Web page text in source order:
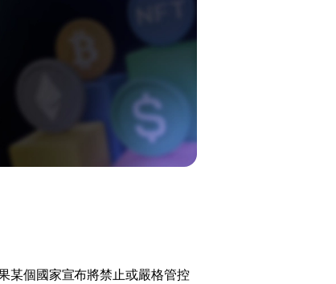
某個國家宣布將禁止或嚴格管控